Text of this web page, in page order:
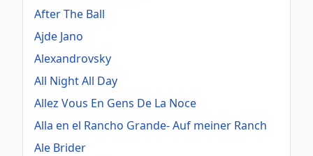
After The Ball
Ajde Jano
Alexandrovsky
All Night All Day
Allez Vous En Gens De La Noce
Alla en el Rancho Grande- Auf meiner Ranch
Ale Brider